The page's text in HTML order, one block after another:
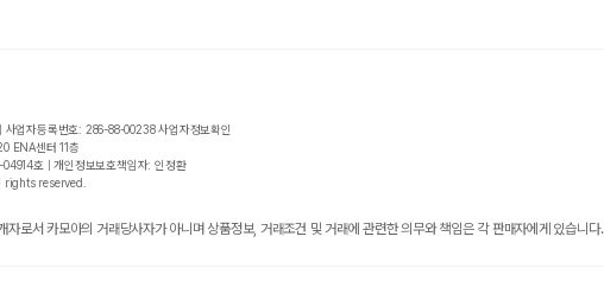
사업자등록번호: 286-88-00238 사업자정보확인
ENA센터 11층
호 | 개인정보보호책임자: 인정환
reserved.
자로서 카모아의 거래당사자가 아니며 상품정보, 거래조건 및 거래에 관련한 의무와 책임은 각 판매자에게 있습니다.